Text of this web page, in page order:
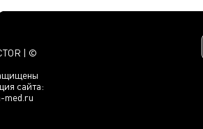
| ©
сайта:
med.ru